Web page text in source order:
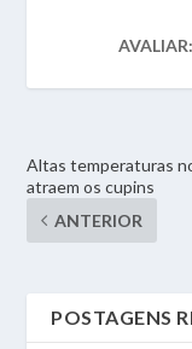
AVALIAR:
Altas temperaturas
atraem os cupins
ANTERIOR
POSTAGENS